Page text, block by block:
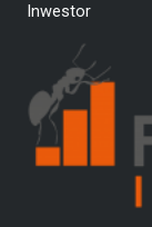
Inwestor